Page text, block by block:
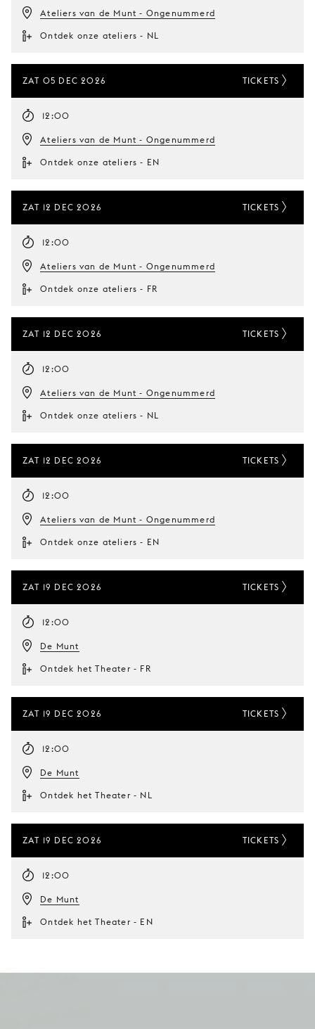
Ateliers van de Munt - Ongenummerd
Ontdek onze ateliers - NL
ZAT 05 DEC 2026
12:00
Ateliers van de Munt - Ongenummerd
Ontdek onze ateliers - EN
TICKETS
ZAT 12 DEC 2026
12:00
Ateliers van de Munt - Ongenummerd
Ontdek onze ateliers - FR
TICKETS
ZAT 12 DEC 2026
12:00
Ateliers van de Munt - Ongenummerd
Ontdek onze ateliers - NL
TICKETS
ZAT 12 DEC 2026
12:00
Ateliers van de Munt - Ongenummerd
Ontdek onze ateliers - EN
TICKETS
ZAT 19 DEC 2026
12:00
De Munt
Ontdek het Theater - FR
TICKETS
ZAT 19 DEC 2026
12:00
De Munt
Ontdek het Theater - NL
TICKETS
ZAT 19 DEC 2026
12:00
De Munt
Ontdek het Theater - EN
TICKETS